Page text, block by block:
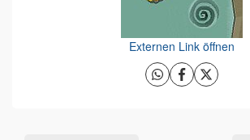
Externen Link öffnen